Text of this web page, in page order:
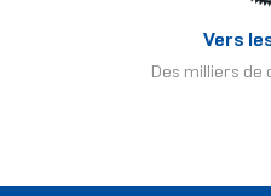
Vers
Des milliers de